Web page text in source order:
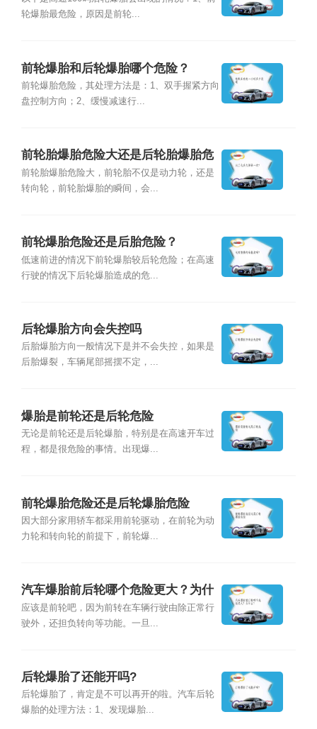
轮爆胎最危险，原因是前轮...
前轮爆胎和后轮爆胎哪个危险？
前轮爆胎危险，其处理方法是：1、双手握紧方向
盘控制方向；2、缓慢减速行...
前轮胎爆胎危险大还是后轮胎爆胎危
险大？
前轮胎爆胎危险大，前轮胎不仅是动力轮，还是
转向轮，前轮胎爆胎的瞬间，会...
前轮爆胎危险还是后胎危险？
低速前进的情况下前轮爆胎较后轮危险；在高速
行驶的情况下后轮爆胎造成的危...
后轮爆胎方向会失控吗
后胎爆胎方向一般情况下是并不会失控，如果是
后胎爆裂，车辆尾部摇摆不定，...
爆胎是前轮还是后轮危险
无论是前轮还是后轮爆胎，特别是在高速开车过
程，都是很危险的事情。出现爆...
前轮爆胎危险还是后轮爆胎危险
因大部分家用轿车都采用前轮驱动，在前轮为动
力轮和转向轮的前提下，前轮爆...
汽车爆胎前后轮哪个危险更大？为什
么？
应该是前轮吧，因为前转在车辆行驶由除正常行
驶外，还担负转向等功能。一旦...
后轮爆胎了还能开吗?
后轮爆胎了，肯定是不可以再开的啦。汽车后轮
爆胎的处理方法：1、发现爆胎...